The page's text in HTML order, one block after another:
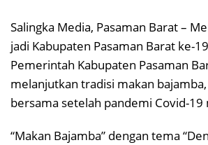
Salingka Media, Pasaman Barat –
jadi Kabupaten Pasaman Barat ke-
Pemerintah Kabupaten Pasaman
melanjutkan tradisi makan
bersama setelah pandemi Covid-19
“Makan Bajamba” dengan tema